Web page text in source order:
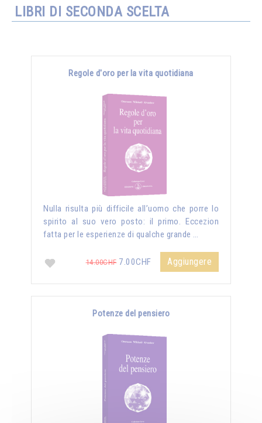
LIBRI DI SECONDA SCELTA
Regole d'oro per la vita quotidiana
Nulla risulta più difficile all’uomo che porre lo
spirito al suo vero posto: il primo. Eccezion
fatta per le esperienze di qualche grande …
14.00CHF7.00CHF Aggiungere
Potenze del pensiero